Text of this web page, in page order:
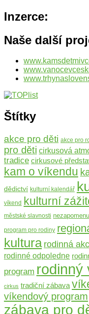
Inzerce:
Naše další
Štítky
akce pro děti akce pro
pro děti cirkusová
tradice cirkusové
kam o víkendu
dědictví kulturní kalendář
víkend kulturní
městské slavnosti
program pro rodiny
kultura rodinná
rodinné odpoledne
program rodinný
cirkus tradiční zábava
víkendový program
zábava pro